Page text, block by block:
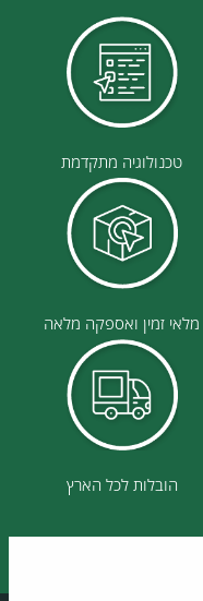
טכנולוגיה מתקדמת
מלאי זמין ואספקה מלאה
הובלות לכל הארץ